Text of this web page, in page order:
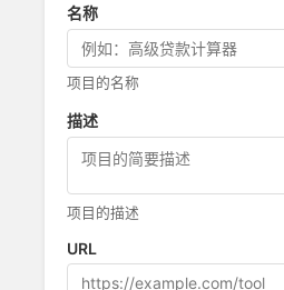
名称
项目的名称
描述
项目的描述
URL